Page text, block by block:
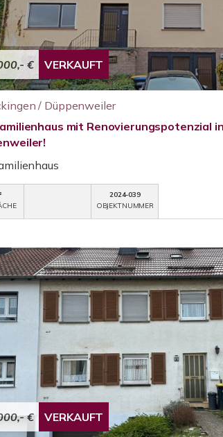
€ VERKAUFT
/ Düppenweiler
mit Renovierungspotenzial
2024-039
OBJEKTNUMMER
€ VERKAUFT